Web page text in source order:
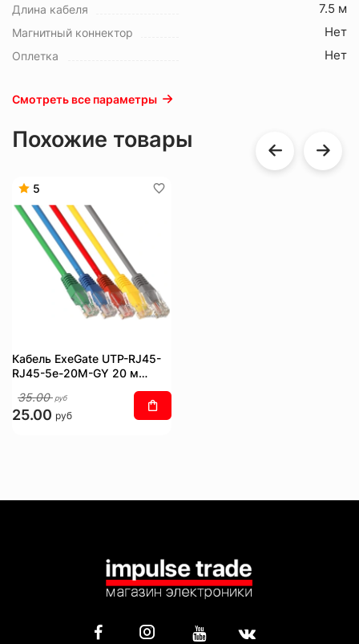
Длина кабеля 7.5 м
Магнитный коннектор Нет
Оплетка Нет
Смотреть все параметры
Похожие товары
5
Кабель ExeGate UTP-RJ45-
RJ45-5e-20M-GY 20 м
35.00 руб
25.00 руб